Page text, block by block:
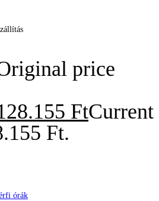
price
FtCurrent
Ft.
órák